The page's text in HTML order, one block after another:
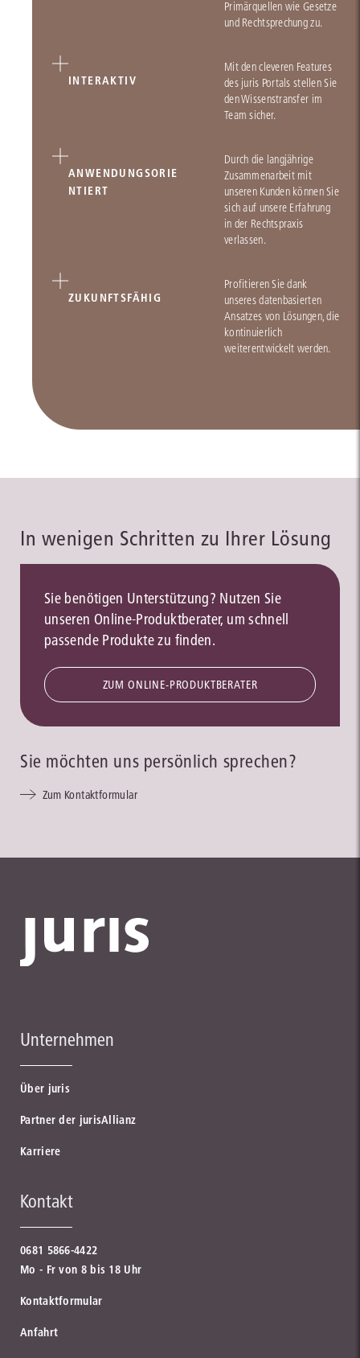
Primärquellen wie Gesetze
und Rechtsprechung zu.
INTERAKTIV
Mit den cleveren Features
des juris Portals stellen Sie
den Wissenstransfer im
Team sicher.
ANWENDUNGSORIE
NTIERT
Durch die langjährige
Zusammenarbeit mit
unseren Kunden können Sie
sich auf unsere Erfahrung
in der Rechtspraxis
verlassen.
ZUKUNFTSFÄHIG
Profitieren Sie dank
unseres datenbasierten
Ansatzes von Lösungen, die
kontinuierlich
weiterentwickelt werden.
In wenigen Schritten zu Ihrer Lösung
Sie benötigen Unterstützung? Nutzen Sie
unseren Online-Produktberater, um schnell
passende Produkte zu finden.
ZUM ONLINE-PRODUKTBERATER
Sie möchten uns persönlich sprechen?
Zum Kontaktformular
Unternehmen
Über juris
Partner der jurisAllianz
Karriere
Kontakt
0681 5866-4422
Mo - Fr von 8 bis 18 Uhr
Kontaktformular
Anfahrt